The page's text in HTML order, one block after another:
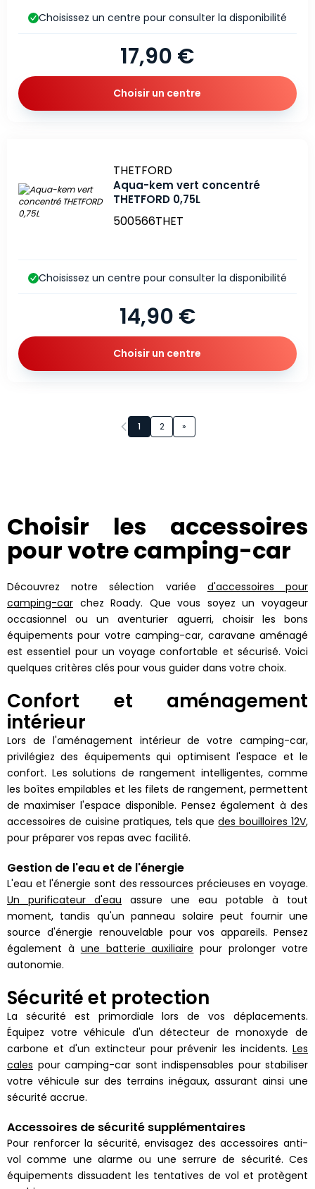
17,90 €
Choisissez un centre pour consulter la disponibilité
Choisir un centre
Marque
THETFORD
Aqua-kem vert concentré
THETFORD 0,75L
500566THET
14,90 €
Choisissez un centre pour consulter la disponibilité
Choisir un centre
1 2 »
Page 1 sur 2
Choisir les accessoires
pour votre camping-car
Découvrez notre sélection variée d'accessoires pour
camping-car chez Roady. Que vous soyez un voyageur
occasionnel ou un aventurier aguerri, choisir les bons
équipements pour votre camping-car, caravane aménagé
est essentiel pour un voyage confortable et sécurisé. Voici
quelques critères clés pour vous guider dans votre choix.
Confort et aménagement
intérieur
Lors de l'aménagement intérieur de votre camping-car,
privilégiez des équipements qui optimisent l'espace et le
confort. Les solutions de rangement intelligentes, comme
les boîtes empilables et les filets de rangement, permettent
de maximiser l'espace disponible. Pensez également à des
accessoires de cuisine pratiques, tels quedes bouilloires 12V,
pour préparer vos repas avec facilité.
Gestion de l'eau et de l'énergie
L'eau et l'énergie sont des ressources précieuses en voyage.
Un purificateur d'eau assure une eau potable à tout
moment, tandis qu'un panneau solaire peut fournir une
source d'énergie renouvelable pour vos appareils. Pensez
également à une batterie auxiliaire pour prolonger votre
autonomie.
Sécurité et protection
La sécurité est primordiale lors de vos déplacements.
Équipez votre véhicule d'un détecteur de monoxyde de
carbone et d'un extincteur pour prévenir les incidents. Les
cales pour camping-car sont indispensables pour stabiliser
votre véhicule sur des terrains inégaux, assurant ainsi une
sécurité accrue.
Accessoires de sécurité supplémentaires
Pour renforcer la sécurité, envisagez des accessoires anti-
vol comme une alarme ou une serrure de sécurité. Ces
équipements dissuadent les tentatives de vol et protègent